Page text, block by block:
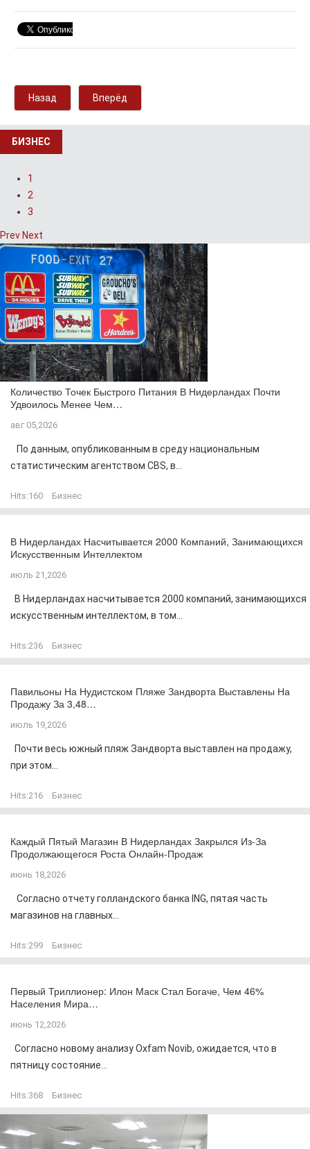
Назад Вперёд
БИЗНЕС
1
2
3
Prev Next
Количество Точек Быстрого Питания В Нидерландах Почти
Удвоилось Менее Чем…
авг 05,2026
По данным, опубликованным в среду национальным
статистическим агентством CBS, в...
Hits:160 Бизнес
В Нидерландах Насчитывается 2000 Компаний, Занимающихся
Искусственным Интеллектом
июль 21,2026
В Нидерландах насчитывается 2000 компаний, занимающихся
искусственным интеллектом, в том...
Hits:236 Бизнес
Павильоны На Нудистском Пляже Зандворта Выставлены На
Продажу За 3,48…
июль 19,2026
Почти весь южный пляж Зандворта выставлен на продажу,
при этом...
Hits:216 Бизнес
Каждый Пятый Магазин В Нидерландах Закрылся Из-За
Продолжающегося Роста Онлайн-Продаж
июнь 18,2026
Согласно отчету голландского банка ING, пятая часть
магазинов на главных...
Hits:299 Бизнес
Первый Триллионер: Илон Маск Стал Богаче, Чем 46%
Населения Мира…
июнь 12,2026
Согласно новому анализу Oxfam Novib, ожидается, что в
пятницу состояние...
Hits:368 Бизнес